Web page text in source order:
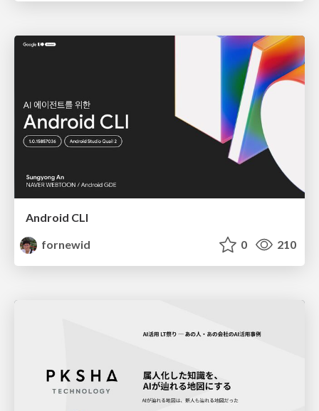
Android CLI
fornewid
0 210